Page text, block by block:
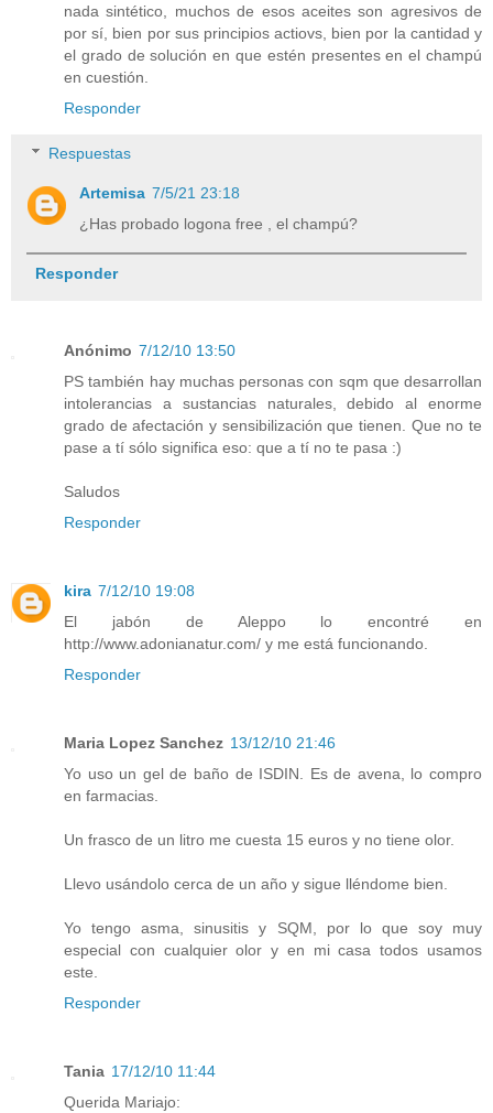
nada sintético, muchos de esos aceites son agresivos de
por sí, bien por sus principios actiovs, bien por la cantidad y
el grado de solución en que estén presentes en el champú
en cuestión.
Responder
Respuestas
Artemisa 7/5/21 23:18
¿Has probado logona free , el champú?
Responder
Anónimo 7/12/10 13:50
PS también hay muchas personas con sqm que desarrollan
intolerancias a sustancias naturales, debido al enorme
grado de afectación y sensibilización que tienen. Que no te
pase a tí sólo significa eso: que a tí no te pasa :)
Saludos
Responder
kira 7/12/10 19:08
El jabón de Aleppo lo encontré en
http://www.adonianatur.com/ y me está funcionando.
Responder
Maria Lopez Sanchez 13/12/10 21:46
Yo uso un gel de baño de ISDIN. Es de avena, lo compro
en farmacias.
Un frasco de un litro me cuesta 15 euros y no tiene olor.
Llevo usándolo cerca de un año y sigue lléndome bien.
Yo tengo asma, sinusitis y SQM, por lo que soy muy
especial con cualquier olor y en mi casa todos usamos
este.
Responder
Tania 17/12/10 11:44
Querida Mariajo: